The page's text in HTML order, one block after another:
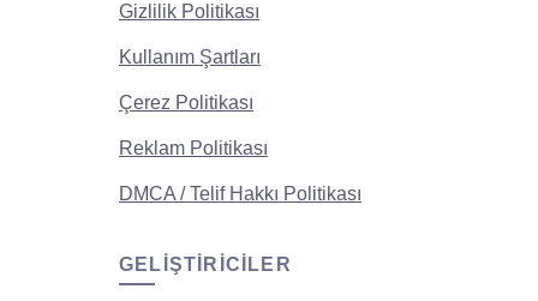
Gizlilik Politikası
Kullanım Şartları
Çerez Politikası
Reklam Politikası
DMCA / Telif Hakkı Politikası
GELIŞTIRICILER